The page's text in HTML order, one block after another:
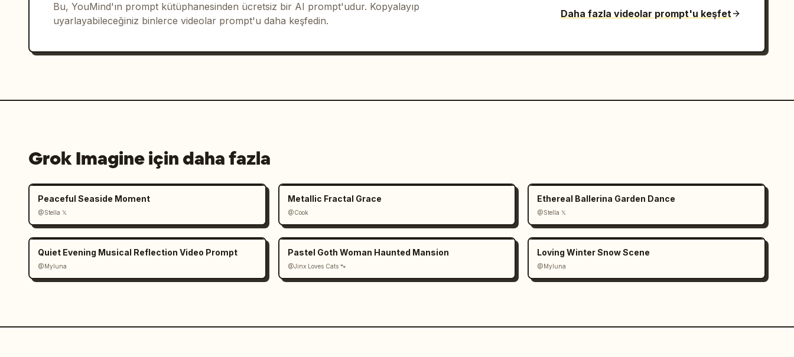
Bu, YouMind'ın prompt kütüphanesinden ücretsiz bir AI prompt'udur. Kopyalayıp
uyarlayabileceğiniz binlerce videolar prompt'u daha keşfedin.
Daha fazla videolar prompt'u keşfet
Grok Imagine için daha fazla
Peaceful Seaside Moment
@Stella 𝕏
Metallic Fractal Grace
@Cook
Ethereal Ballerina Garden Dance
@Stella 𝕏
Quiet Evening Musical Reflection Video Prompt
@Myluna
Pastel Goth Woman Haunted Mansion
@Jinx Loves Cats 🐾
Loving Winter Snow Scene
@Myluna